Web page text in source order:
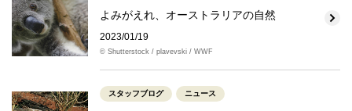
よみがえれ、オーストラリアの自然
2023/01/19
© Shutterstock / plavevski / WWF
スタッフブログ ニュース